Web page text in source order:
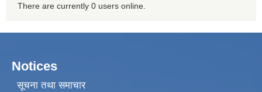
There are currently 0 users online.
Notices
सूचना तथा समाचार